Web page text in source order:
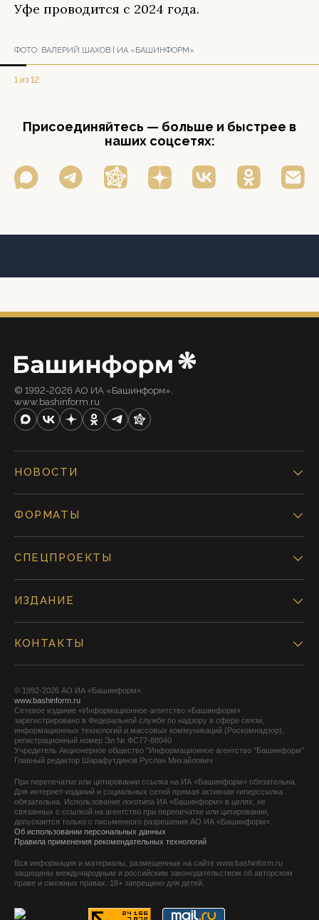
Уфе проводится с 2024 года.
ФОТО: ВАЛЕРИЙ ШАХОВ | ИА «БАШИНФОРМ»
1 из 12
Присоединяйтесь — больше и быстрее в
наших соцсетях:
© 1992-2026 АО ИА «Башинформ».
www.bashinform.ru
НОВОСТИ
ФОРМАТЫ
СПЕЦПРОЕКТЫ
ИЗДАНИЕ
КОНТАКТЫ
© 1992-2026 АО ИА «Башинформ».
www.bashinform.ru
Сетевое издание «Информационное агентство «Башинформ»
зарегистрировано в Федеральной службе по надзору в сфере связи,
информационных технологий и массовых коммуникаций (Роскомнадзор),
регистрационный номер Эл № ФС77-88040
Учредитель Акционерное общество "Информационное агентство "Башинформ"
Главный редактор Шарафутдинов Руслан Михайлович
При перепечатке или цитировании ссылка на ИА «Башинформ» обязательна.
Для интернет-изданий и социальных сетей прямая активная гиперссылка
обязательна. Использование логотипа ИА «Башинформ» в целях, не
связанных с ссылкой на агентство при перепечатке или цитировании,
допускается только с письменного разрешения АО ИА «Башинформ».
Об использовании персональных данных
Правила применения рекомендательных технологий
Вся информация и материалы, размещенные на сайте www.bashinform.ru
защищены международным и российским законодательством об авторском
праве и смежных правах. 18+ запрещено для детей.